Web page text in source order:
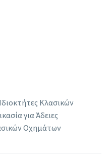
Κλασικών
για Άδειες
Οχημάτων